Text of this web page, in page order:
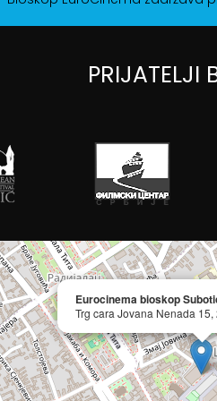
PRIJATELJI
Eurocinema bioskop
Trg cara Jovana Nenada